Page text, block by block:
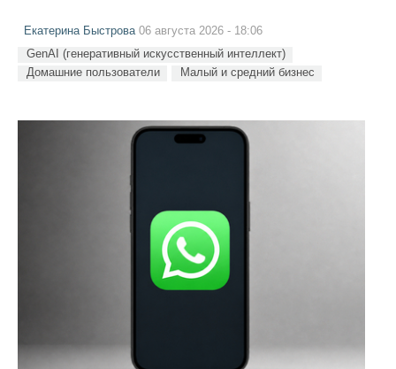
Екатерина Быстрова06 августа 2026 - 18:06
GenAI (генеративный искусственный интеллект)
Домашние пользователи
Малый и средний бизнес